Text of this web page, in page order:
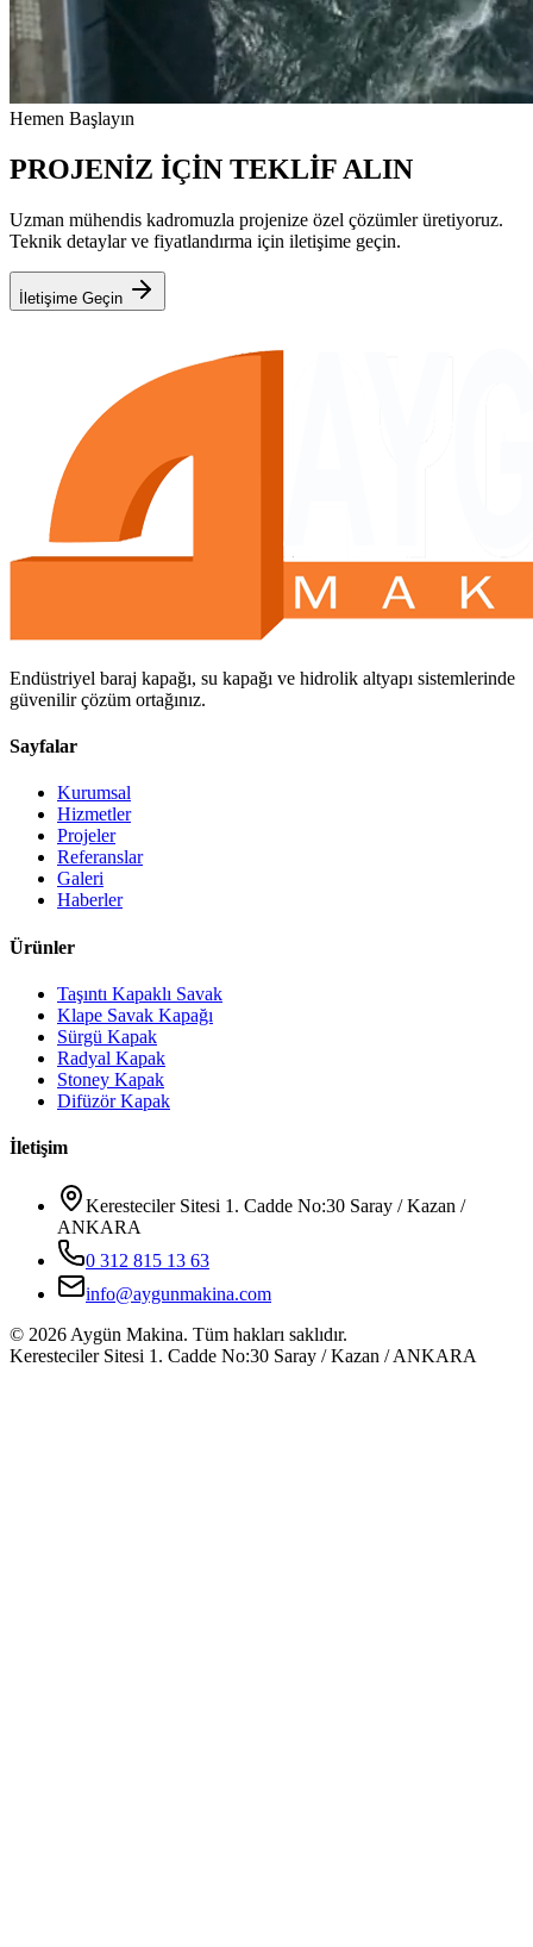
Hemen Başlayın
PROJENİZ İÇİN TEKLİF ALIN
Uzman mühendis kadromuzla projenize özel çözümler üretiyoruz.
Teknik detaylar ve fiyatlandırma için iletişime geçin.
İletişime Geçin
Endüstriyel baraj kapağı, su kapağı ve hidrolik altyapı sistemlerinde
güvenilir çözüm ortağınız.
Sayfalar
Kurumsal
Hizmetler
Projeler
Referanslar
Galeri
Haberler
Ürünler
Taşıntı Kapaklı Savak
Klape Savak Kapağı
Sürgü Kapak
Radyal Kapak
Stoney Kapak
Difüzör Kapak
İletişim
Keresteciler Sitesi 1. Cadde No:30 Saray / Kazan /
ANKARA
0 312 815 13 63
info@aygunmakina.com
© 2026Aygün Makina. Tüm hakları saklıdır.
Keresteciler Sitesi 1. Cadde No:30 Saray / Kazan / ANKARA